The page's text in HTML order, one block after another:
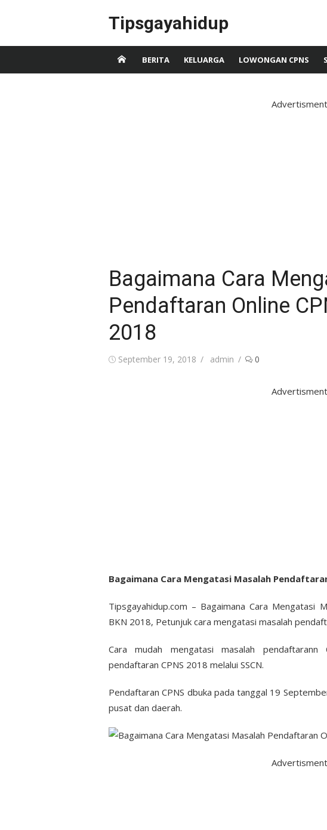
Tipsgayahidup
BERITA KELUARGA LOWONGAN CPNS
Advertisment
Bagaimana Cara
Pendaftaran Online
2018
Posted
September 19, 2018 Author
admin 0
Advertisment
Bagaimana Cara Mengatasi Masalah
Tipsgayahidup.com – Bagaimana Cara Mengatasi
BKN 2018, Petunjuk cara mengatasi masalah
Cara mudah mengatasi masalah
pendaftaran CPNS 2018 melalui SSCN.
Pendaftaran CPNS dbuka pada tanggal 19
pusat dan daerah.
Advertisment